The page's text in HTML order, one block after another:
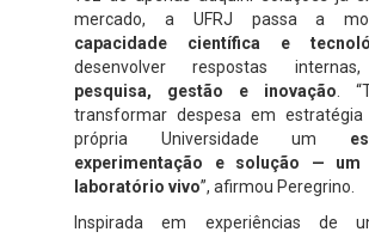
mercado, a UFRJ passa a
capacidade científica e
desenvolver respostas
pesquisa, gestão e inovação.
transformar despesa em
própria Universidade um
experimentação e solução — um
laboratório vivo”, afirmou Peregrino.
Inspirada em experiências de